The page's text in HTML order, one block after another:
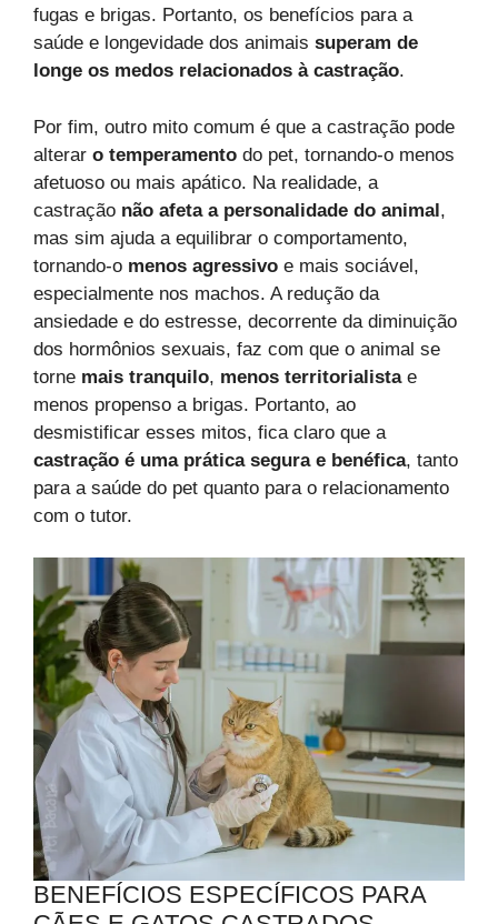
fugas e brigas. Portanto, os benefícios para a
saúde e longevidade dos animais superam de
longe os medos relacionados à castração.
Por fim, outro mito comum é que a castração pode
alterar o temperamento do pet, tornando-o menos
afetuoso ou mais apático. Na realidade, a
castração não afeta a personalidade do animal,
mas sim ajuda a equilibrar o comportamento,
tornando-o menos agressivo e mais sociável,
especialmente nos machos. A redução da
ansiedade e do estresse, decorrente da diminuição
dos hormônios sexuais, faz com que o animal se
torne mais tranquilo, menos territorialistae
menos propenso a brigas. Portanto, ao
desmistificar esses mitos, fica claro que a
castração é uma prática segura e benéfica, tanto
para a saúde do pet quanto para o relacionamento
com o tutor.
BENEFÍCIOS ESPECÍFICOS PARA